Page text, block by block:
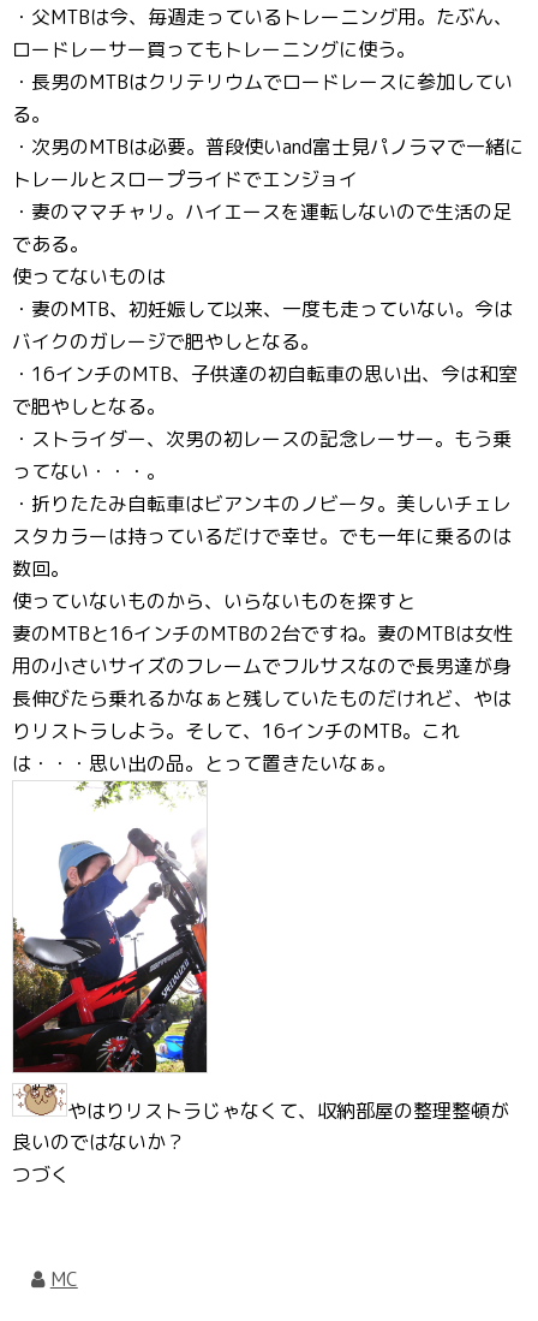
・父MTBは今、毎週走っているトレーニング用。たぶん、
ロードレーサー買ってもトレーニングに使う。
・長男のMTBはクリテリウムでロードレースに参加してい
る。
・次男のMTBは必要。普段使いand富士見パノラマで一緒に
トレールとスロープライドでエンジョイ
・妻のママチャリ。ハイエースを運転しないので生活の足
である。
使ってないものは
・妻のMTB、初妊娠して以来、一度も走っていない。今は
バイクのガレージで肥やしとなる。
・16インチのMTB、子供達の初自転車の思い出、今は和室
で肥やしとなる。
・ストライダー、次男の初レースの記念レーサー。もう乗
ってない・・・。
・折りたたみ自転車はビアンキのノビータ。美しいチェレ
スタカラーは持っているだけで幸せ。でも一年に乗るのは
数回。
使っていないものから、いらないものを探すと
妻のMTBと16インチのMTBの2台ですね。妻のMTBは女性
用の小さいサイズのフレームでフルサスなので長男達が身
長伸びたら乗れるかなぁと残していたものだけれど、やは
りリストラしよう。そして、16インチのMTB。これ
は・・・思い出の品。とって置きたいなぁ。
やはりリストラじゃなくて、収納部屋の整理整頓が
良いのではないか？
つづく
MC